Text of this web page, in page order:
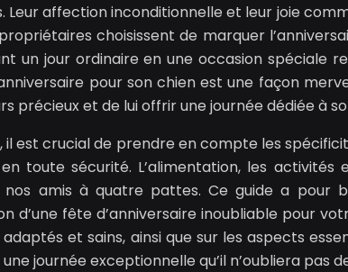
Leur affection inconditionnelle et leur joie
choisissent de marquer
un jour ordinaire en une occasion spéciale
pour son chien est une façon
précieux et de lui offrir une journée dédiée à
il est crucial de prendre en compte les
toute sécurité. L’alimentation, les activités
nos amis à quatre pattes. Ce guide a pour
d’une fête d’anniversaire inoubliable pour
et sains, ainsi que sur les aspects
journée exceptionnelle qu’il n’oubliera pas